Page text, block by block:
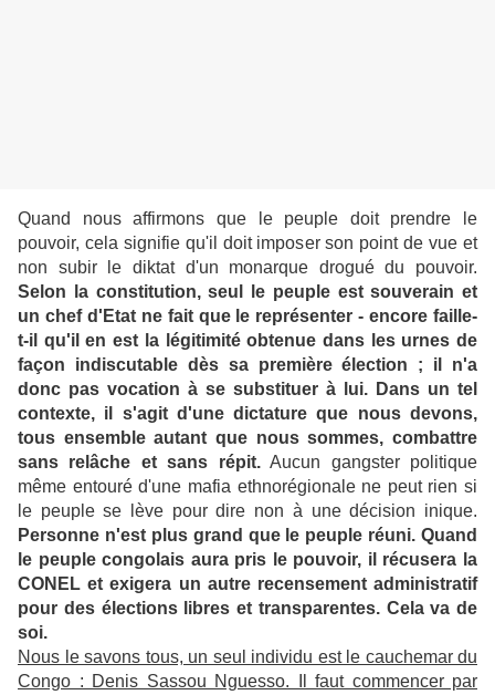
Quand nous affirmons que le peuple doit prendre le
pouvoir, cela signifie qu'il doit imposer son point de vue et
non subir le diktat d'un monarque drogué du pouvoir.
Selon la constitution, seul le peuple est souverain et
un chef d'Etat ne fait que le représenter - encore faille-
t-il qu'il en est la légitimité obtenue dans les urnes de
façon indiscutable dès sa première élection ; il n'a
donc pas vocation à se substituer à lui. Dans un tel
contexte, il s'agit d'une dictature que nous devons,
tous ensemble autant que nous sommes, combattre
sans relâche et sans répit.Aucun gangster politique
même entouré d'une mafia ethnorégionale ne peut rien si
le peuple se lève pour dire non à une décision inique.
Personne n'est plus grand que le peuple réuni. Quand
le peuple congolais aura pris le pouvoir, il récusera la
CONEL et exigera un autre recensement administratif
pour des élections libres et transparentes. Cela va de
soi.
Nous le savons tous, un seul individu est le cauchemar du
Congo : Denis Sassou Nguesso. Il faut commencer par